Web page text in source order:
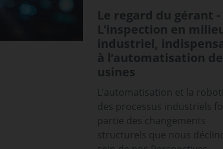
Le regard du gérant -
L’inspection en
industriel,
à l’automatisation
usines
L’automatisation et la
des processus industriels
partie des changements
structurels que nous